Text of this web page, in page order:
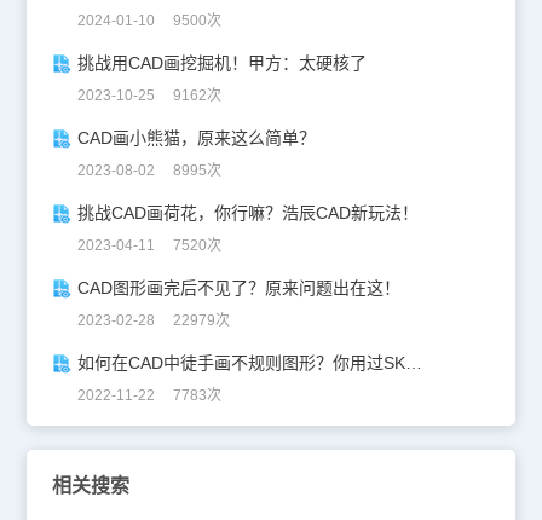
2024-01-10 9500次
挑战用CAD画挖掘机！甲方：太硬核了
2023-10-25 9162次
CAD画小熊猫，原来这么简单？
2023-08-02 8995次
挑战CAD画荷花，你行嘛？浩辰CAD新玩法！
2023-04-11 7520次
CAD图形画完后不见了？原来问题出在这！
2023-02-28 22979次
如何在CAD中徒手画不规则图形？你用过SKETCH命令吗？
2022-11-22 7783次
相关搜索